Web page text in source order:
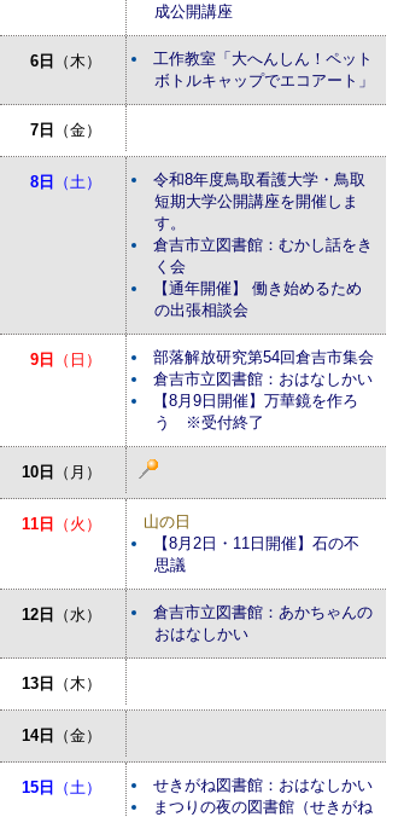
成公開講座
6日 （木）
工作教室「大へんしん！ペット
ボトルキャップでエコアート」
7日 （金）
8日 （土）
令和8年度鳥取看護大学・鳥取
短期大学公開講座を開催しま
す。
倉吉市立図書館：むかし話をき
く会
【通年開催】 働き始めるため
の出張相談会
9日 （日）
部落解放研究第54回倉吉市集会
倉吉市立図書館：おはなしかい
【8月9日開催】万華鏡を作ろ
う ※受付終了
10日 （月）
11日 （火）
山の日
【8月2日・11日開催】石の不
思議
12日 （水）
倉吉市立図書館：あかちゃんの
おはなしかい
13日 （木）
14日 （金）
15日 （土）
せきがね図書館：おはなしかい
まつりの夜の図書館（せきがね